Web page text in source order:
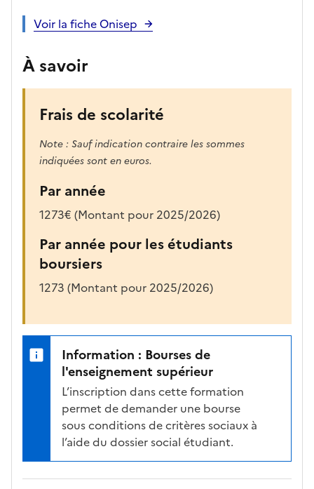
Voir la fiche Onisep
À savoir
Frais de scolarité
Note : Sauf indication contraire les sommes
indiquées sont en euros.
Par année
1273€ (Montant pour 2025/2026)
Par année pour les étudiants
boursiers
1273 (Montant pour 2025/2026)
Information : Bourses de
l'enseignement supérieur
L’inscription dans cette formation
permet de demander une bourse
sous conditions de critères sociaux à
l’aide du dossier social étudiant.